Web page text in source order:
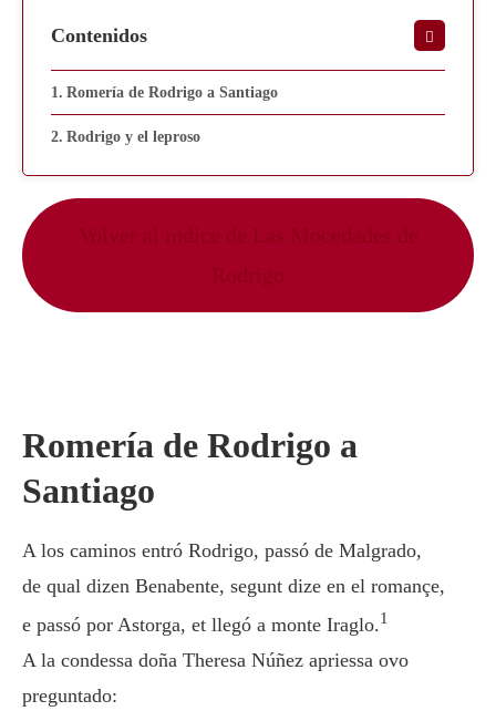
Contenidos
Romería de Rodrigo a Santiago
Rodrigo y el leproso
Romería de Rodrigo a
Santiago
A los caminos entró Rodrigo, passó de Malgrado,
de qual dizen Benabente, segunt dize en el romançe,
e passó por Astorga, et llegó a monte Iraglo.1
A la condessa doña Theresa Núñez apriessa ovo
preguntado: